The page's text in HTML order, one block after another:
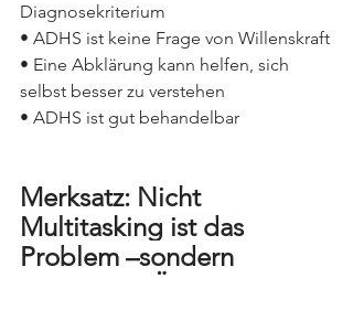
Diagnosekriterium
• ADHS ist keine Frage von Willenskraft
• Eine Abklärung kann helfen, sich
selbst besser zu verstehen
• ADHS ist gut behandelbar
Merksatz: Nicht
Multitasking ist das
Problem –sondern